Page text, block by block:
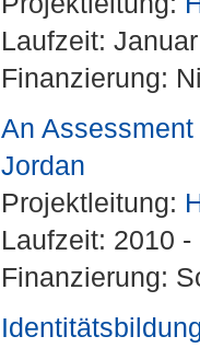
Laufzeit:
Finanzierung:
An
Jordan
Projektleitung:
Laufzeit: 2010
Finanzierung: